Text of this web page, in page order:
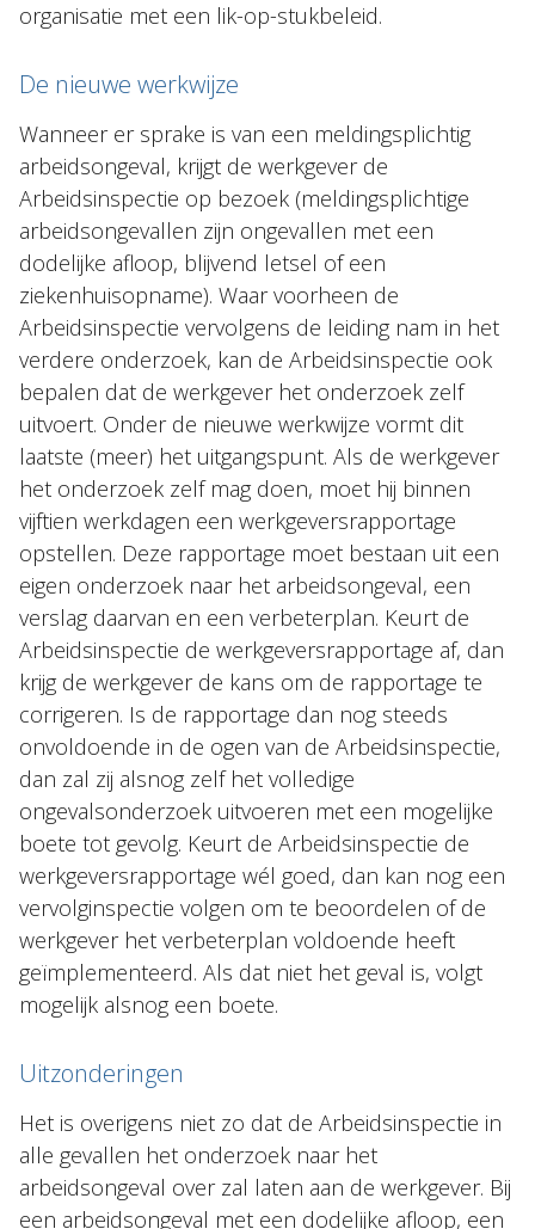
organisatie met een lik-op-stukbeleid.
De nieuwe werkwijze
Wanneer er sprake is van een meldingsplichtig
arbeidsongeval, krijgt de werkgever de
Arbeidsinspectie op bezoek (meldingsplichtige
arbeidsongevallen zijn ongevallen met een
dodelijke afloop, blijvend letsel of een
ziekenhuisopname). Waar voorheen de
Arbeidsinspectie vervolgens de leiding nam in het
verdere onderzoek, kan de Arbeidsinspectie ook
bepalen dat de werkgever het onderzoek zelf
uitvoert. Onder de nieuwe werkwijze vormt dit
laatste (meer) het uitgangspunt. Als de werkgever
het onderzoek zelf mag doen, moet hij binnen
vijftien werkdagen een werkgeversrapportage
opstellen. Deze rapportage moet bestaan uit een
eigen onderzoek naar het arbeidsongeval, een
verslag daarvan en een verbeterplan. Keurt de
Arbeidsinspectie de werkgeversrapportage af, dan
krijg de werkgever de kans om de rapportage te
corrigeren. Is de rapportage dan nog steeds
onvoldoende in de ogen van de Arbeidsinspectie,
dan zal zij alsnog zelf het volledige
ongevalsonderzoek uitvoeren met een mogelijke
boete tot gevolg. Keurt de Arbeidsinspectie de
werkgeversrapportage wél goed, dan kan nog een
vervolginspectie volgen om te beoordelen of de
werkgever het verbeterplan voldoende heeft
geïmplementeerd. Als dat niet het geval is, volgt
mogelijk alsnog een boete.
Uitzonderingen
Het is overigens niet zo dat de Arbeidsinspectie in
alle gevallen het onderzoek naar het
arbeidsongeval over zal laten aan de werkgever. Bij
een arbeidsongeval met een dodelijke afloop, een